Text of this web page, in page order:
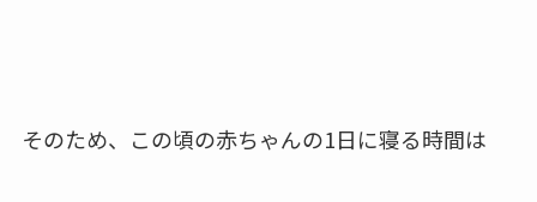
そのため、この頃の赤ちゃんの1日に寝る時間は